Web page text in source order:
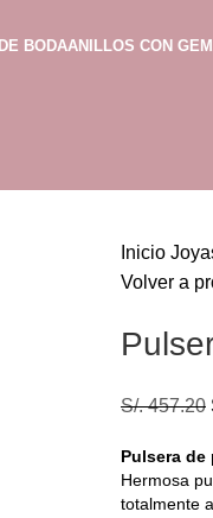
BODAANILLOS CON
Inicio
Volver a
S/.457.20
Pulsera de
Hermosa
totalmente